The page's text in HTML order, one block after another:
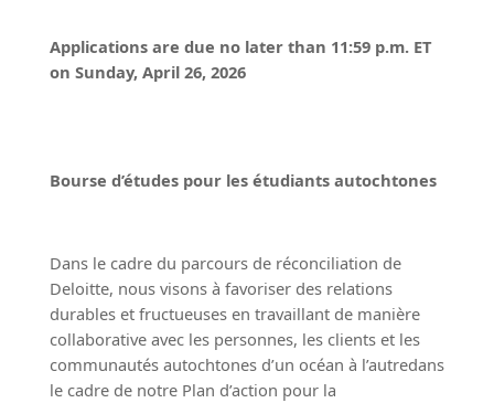
Applications are due no later than 11:59 p.m. ET
on Sunday, April 26, 2026
Bourse d’études pour les étudiants autochtones
Dans le cadre du parcours de réconciliation de
Deloitte, nous visons à favoriser des relations
durables et fructueuses en travaillant de manière
collaborative avec les personnes, les clients et les
communautés autochtones d’un océan à l’autredans
le cadre de notre Plan d’action pour la